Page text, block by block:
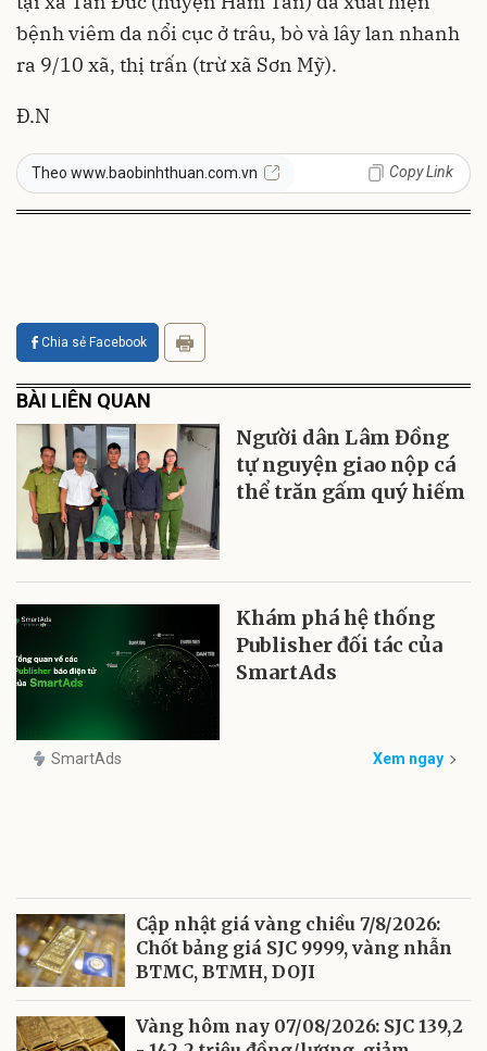
bệnh viêm da nổi cục ở trâu, bò và lây lan nhanh
ra 9/10 xã, thị trấn (trừ xã Sơn Mỹ).
Đ.N
Theo www.baobinhthuan.com.vn Copy Link
Chia sẻ Facebook
BÀI LIÊN QUAN
Người dân Lâm Đồng
tự nguyện giao nộp cá
thể trăn gấm quý hiếm
Khám phá hệ thống
Publisher đối tác của
SmartAds
SmartAds Xem ngay
Cập nhật giá vàng chiều 7/8/2026:
Chốt bảng giá SJC 9999, vàng nhẫn
BTMC, BTMH, DOJI
Vàng hôm nay 07/08/2026: SJC 139,2